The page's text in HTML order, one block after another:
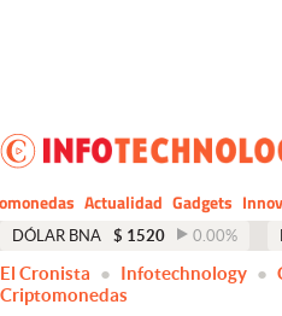
Dólar
Economía y Política
Finanzas y Mercados
Actualidad Gadgets
DÓLAR BNA $ 1520 0.00%
El Cronista Infotechnology
Criptomonedas